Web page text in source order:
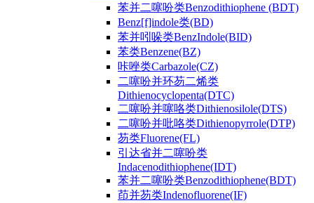
苯并二噻吩类Benzodithiophene (BDT)
Benz[f]indole类(BD)
苯并吲哚类BenzIndole(BID)
苯类Benzene(BZ)
咔唑类Carbazole(CZ)
二噻吩并环芴二烯类
Dithienocyclopenta(DTC)
二噻吩并噻咯类Dithienosilole(DTS)
二噻吩并吡咯类Dithienopyrrole(DTP)
芴类Fluorene(FL)
引达省并二噻吩类
Indacenodithiophene(IDT)
苯并二噻吩类Benzodithiophene(BDT)
茚并芴类Indenofluorene(IF)